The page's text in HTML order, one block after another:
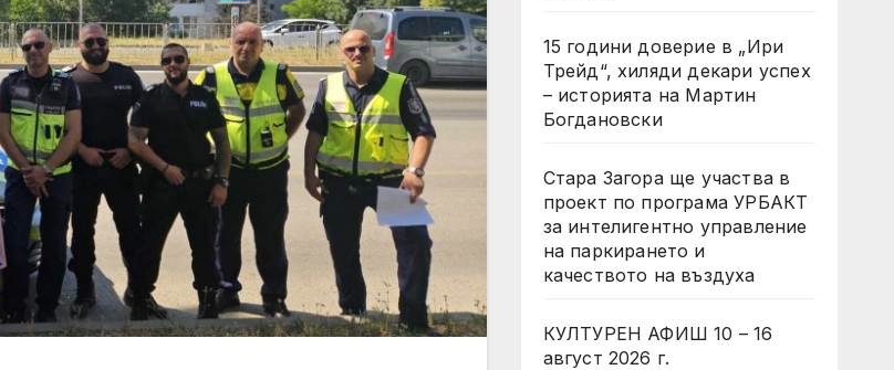
15 години доверие в „Ири
Трейд“, хиляди декари успех
– историята на Мартин
Богдановски
Стара Загора ще участва в
проект по програма УРБАКТ
за интелигентно управление
на паркирането и
качеството на въздуха
КУЛТУРЕН АФИШ 10 – 16
август 2026 г.